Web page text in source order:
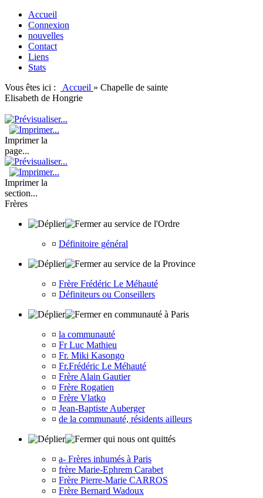
Accueil
Connexion
nouvelles
Contact
Liens
Stats
Vous êtes ici :
Accueil » Chapelle de sainte
Elisabeth de Hongrie
Imprimer la
page...
Imprimer la
section...
Frères
au service de l'Ordre
¤ Définitoire général
au service de la Province
¤ Frère Frédéric Le Méhauté
¤ Définiteurs ou Conseillers
en communauté à Paris
¤ la communauté
¤ Fr Luc Mathieu
¤ Fr. Miki Kasongo
¤ Fr.Frédéric Le Méhauté
¤ Frère Alain Gautier
¤ Frère Rogatien
¤ Frère Vlatko
¤ Jean-Baptiste Auberger
¤ de la communauté, résidents ailleurs
qui nous ont quittés
¤ a- Frères inhumés à Paris
¤ frère Marie-Ephrem Carabet
¤ Frère Pierre-Marie CARROS
¤ Frère Bernard Wadoux